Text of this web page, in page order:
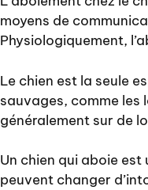
moyens de
Physiologiquement,
Le chien est la seule
sauvages, comme les
généralement sur de
Un chien qui aboie
peuvent changer